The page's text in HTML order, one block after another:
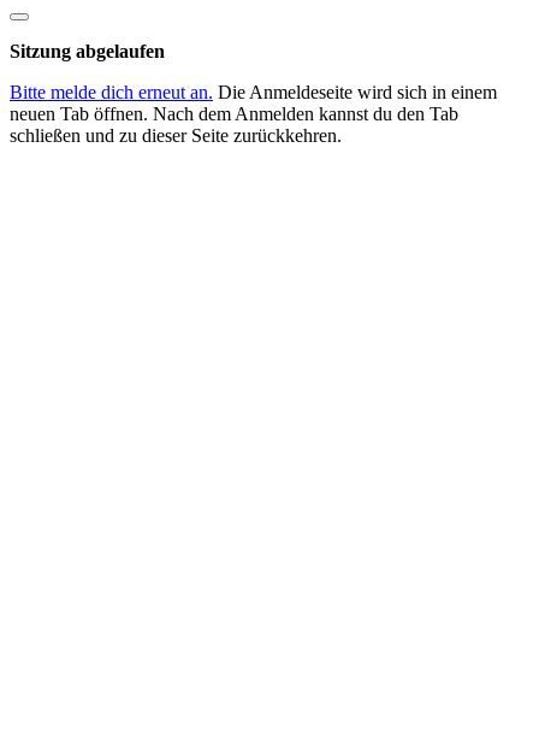
Dialog
schließen
Sitzung abgelaufen
Bitte melde dich erneut an. Die Anmeldeseite wird sich in einem
neuen Tab öffnen. Nach dem Anmelden kannst du den Tab
schließen und zu dieser Seite zurückkehren.